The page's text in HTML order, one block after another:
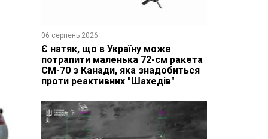
06 серпень 2026
Є натяк, що в Україну може
потрапити маленька 72-см ракета
CM-70 з Канади, яка знадобиться
проти реактивних "Шахедів"